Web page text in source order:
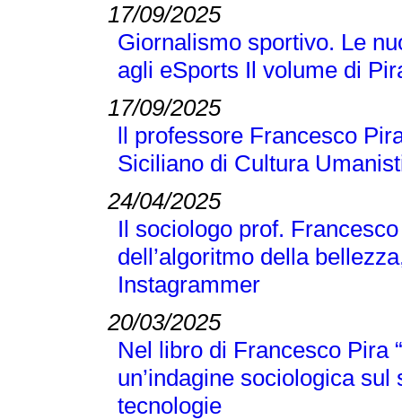
17/09/2025
Giornalismo sportivo. Le
agli eSports Il volume di
17/09/2025
ll professore Francesco
Siciliano di Cultura
24/04/2025
Il sociologo prof.
dell’algoritmo della
Instagrammer
20/03/2025
Nel libro di Francesco Pira
un’indagine sociologica
tecnologie